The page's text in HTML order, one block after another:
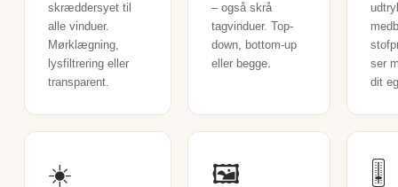
skræddersyet til
alle vinduer.
Mørklægning,
lysfiltrering eller
transparent.
– også skrå
tagvinduer. Top-
down, bottom-up
eller begge.
ser
dit
☀️ 🖼️ 🎚️